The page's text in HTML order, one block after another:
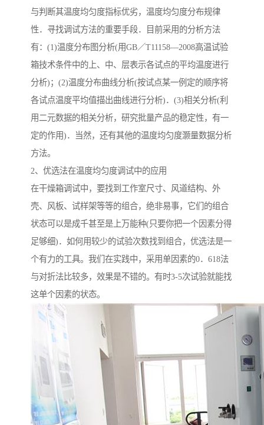
与判断其温度均匀度指标优劣，温度均匀度分布规律
性．寻找调试方法的重要手段．目前采用的分析方法
有：(1)温度分布图分析(用GB／T11158—2008高温试验
箱技术条件中的上、中、层表示各试点的平均温度进行
分析)；(2)温度分布曲线分析(按试点某一例定的顺序将
各试点温度平均值描出曲线进行分析)．(3)相关分析(利
用二元数据的相关分析，研究批量产品的稳定性，有一
定的作用)．当然，还有其他的温度均匀度灏量数据分析
方法。
2、优选法在温度均匀度调试中的应用
在干燥箱调试中，要找到工作室尺寸、风道结构、外
壳、风板、试样架等等的组合，绝非易事，它们的组合
状态可以是成千甚至是上万能种(只要你把一个因素分得
足够细)．如何用较少的试验次数找到组合，优选法是一
个有力的工具。我们在实践中，采用单因素的0．618法
与对折法比较多，效果是不错的。有时3-5次试验就能找
这单个因素的状态。